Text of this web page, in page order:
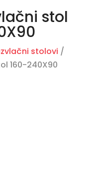
stol
stolovi /
160-240X90